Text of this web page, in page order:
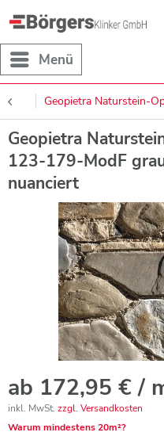
Menü
Geopietra Naturstein-
Geopietra
123-179-ModF
nuanciert
ab 172,95 € /
inkl. MwSt. zzgl. Versandkosten
Warum mindestens 20m²?